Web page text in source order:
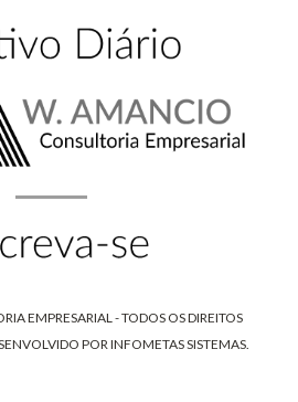
EMPRESARIAL - TODOS OS DIREITOS
PORINFOMETAS SISTEMAS.